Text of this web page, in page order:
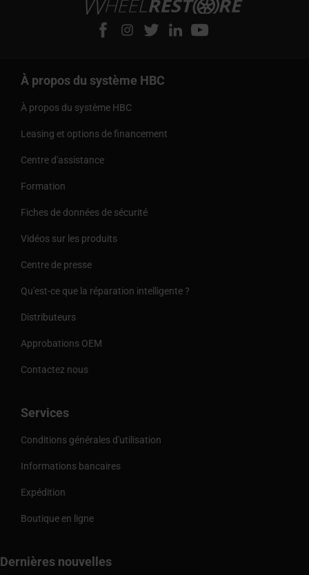
À propos du système HBC
À propos du système HBC
Leasing et options de financement
Centre d'assistance
Formation
Fiches de données de sécurité
Vidéos sur les produits
Centre de presse
Qu'est-ce que la réparation intelligente ?
Distributeurs
Approbations OEM
Contactez nous
Services
Conditions générales d'utilisation
Informations bancaires
Expédition
Boutique en ligne
Dernières nouvelles